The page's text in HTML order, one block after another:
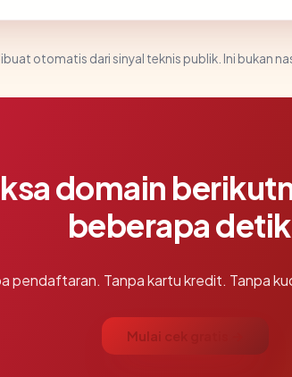
otomatis dari sinyal teknis publik. Ini bukan
domain
beberapa
pendaftaran. Tanpa kartu kredit. Tanpa
Mulai cek gratis →